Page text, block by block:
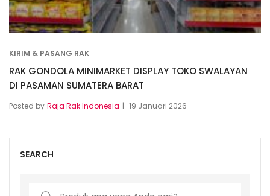
KIRIM & PASANG RAK
RAK GONDOLA MINIMARKET DISPLAY TOKO SWALAYAN
DI PASAMAN SUMATERA BARAT
Posted by Raja Rak Indonesia 19 Januari 2026
SEARCH
Search